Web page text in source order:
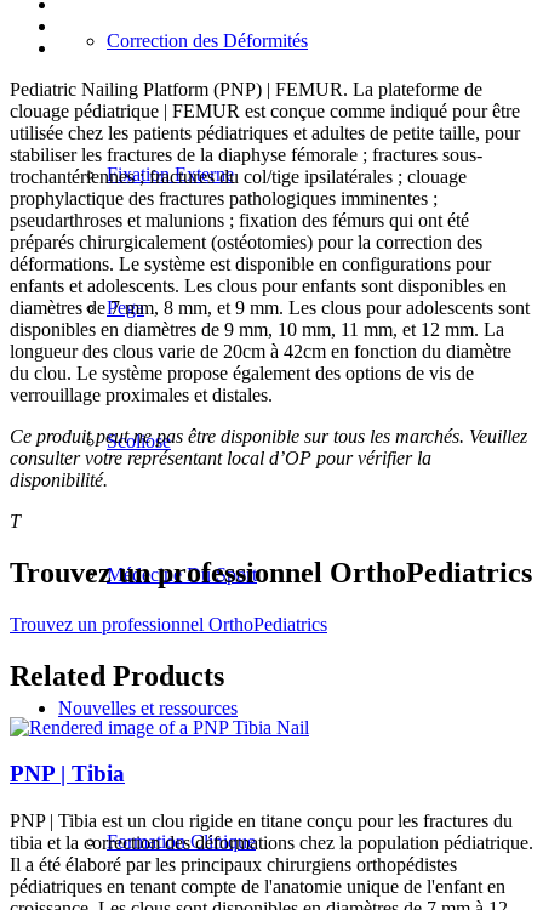
Correction des Déformités
Fixation Externe
Pega
Scoliose
Médecine Du Sport
Nouvelles et ressources
Formation Clinique
Pediatric Nailing Platform (PNP) | FEMUR. La plateforme de
clouage pédiatrique | FEMUR est conçue comme indiqué pour être
utilisée chez les patients pédiatriques et adultes de petite taille, pour
stabiliser les fractures de la diaphyse fémorale ; fractures sous-
trochantériennes ; fractures du col/tige ipsilatérales ; clouage
prophylactique des fractures pathologiques imminentes ;
pseudarthroses et malunions ; fixation des fémurs qui ont été
préparés chirurgicalement (ostéotomies) pour la correction des
déformations. Le système est disponible en configurations pour
enfants et adolescents. Les clous pour enfants sont disponibles en
diamètres de 7 mm, 8 mm, et 9 mm. Les clous pour adolescents sont
disponibles en diamètres de 9 mm, 10 mm, 11 mm, et 12 mm. La
longueur des clous varie de 20cm à 42cm en fonction du diamètre
du clou. Le système propose également des options de vis de
verrouillage proximales et distales.
Ce produit peut ne pas être disponible sur tous les marchés. Veuillez
consulter votre représentant local d’OP pour vérifier la
disponibilité.
T
Trouvez un professionnel OrthoPediatrics
Trouvez un professionnel OrthoPediatrics
Related Products
PNP | Tibia
PNP | Tibia est un clou rigide en titane conçu pour les fractures du
tibia et la correction des déformations chez la population pédiatrique.
Il a été élaboré par les principaux chirurgiens orthopédistes
pédiatriques en tenant compte de l'anatomie unique de l'enfant en